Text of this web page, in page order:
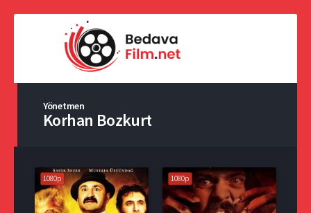
Yönetmen
Korhan Bozkurt
1080p 1080p